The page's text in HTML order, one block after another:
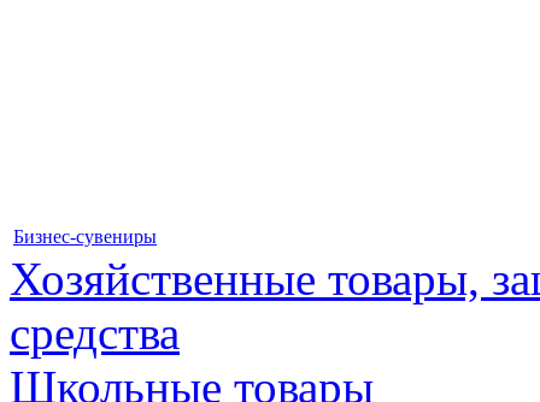
Бизнес-сувениры
Хозяйственные товары,
средства
Школьные товары